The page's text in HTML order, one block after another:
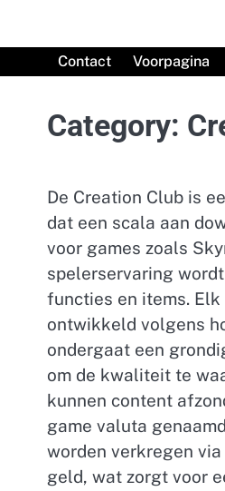
content Contact Voorpagina
Category:
De Creation Club is
dat een scala aan
voor games zoals
spelerservaring
functies en items.
ontwikkeld volgens
ondergaat een
om de kwaliteit te
kunnen content
game valuta
worden verkregen
geld, wat zorgt voor